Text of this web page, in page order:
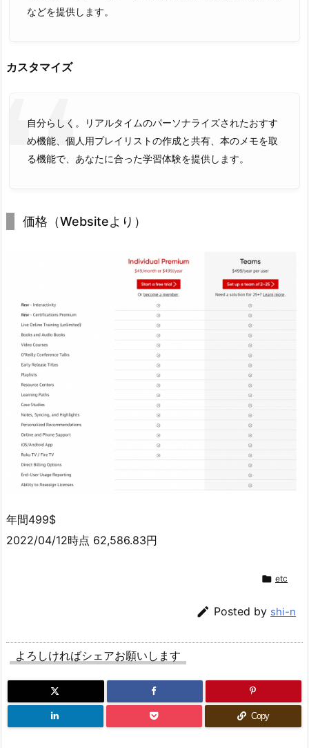
などを提供します。
カスタマイズ
自分らしく。リアルタイムのパーソナライズされたおすす
め機能、個人用プレイリストの作成と共有、本のメモを取
る機能で、あなたに合った学習体験を提供します。
価格（Websiteより）
年間499$
2022/04/12時点 62,586.83円
 etc
 Posted by shi-n
よろしければシェアお願いします
Copy